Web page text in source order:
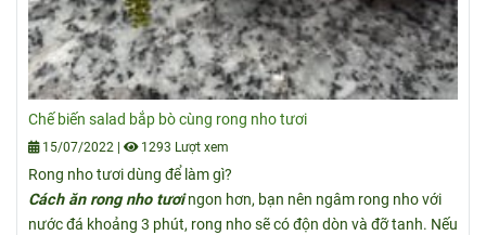
Chế biến salad bắp bò cùng rong nho tươi
15/07/2022 | 1293 Lượt xem
Rong nho tươi dùng để làm gì?
Cách ăn rong nho tươingon hơn, bạn nên ngâm rong nho với
nước đá khoảng 3 phút, rong nho sẽ có độn dòn và đỡ tanh. Nếu